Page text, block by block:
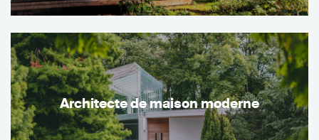
Architecte de maison moderne